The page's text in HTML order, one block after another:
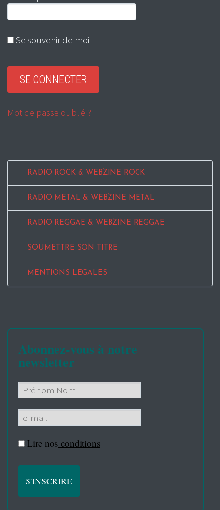
Se souvenir de moi
Mot de passe oublié ?
RADIO ROCK & WEBZINE ROCK
RADIO METAL & WEBZINE METAL
RADIO REGGAE & WEBZINE REGGAE
SOUMETTRE SON TITRE
MENTIONS LEGALES
Abonnez-vous à notre
newsletter
Lire nos conditions